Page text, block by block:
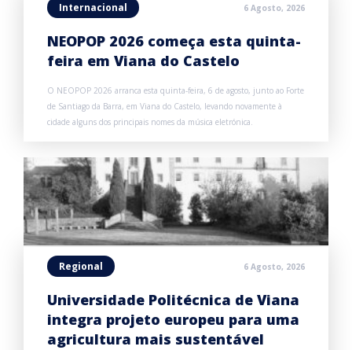
Internacional 6 Agosto, 2026
NEOPOP 2026 começa esta quinta-
feira em Viana do Castelo
O NEOPOP 2026 arranca esta quinta-feira, 6 de agosto, junto ao Forte
de Santiago da Barra, em Viana do Castelo, levando novamente à
cidade alguns dos principais nomes da música eletrónica.
Regional 6 Agosto, 2026
Universidade Politécnica de Viana
integra projeto europeu para uma
agricultura mais sustentável